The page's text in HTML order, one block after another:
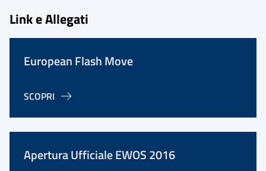
Link e Allegati
European Flash Move
SCOPRI
Apertura Ufficiale EWOS 2016